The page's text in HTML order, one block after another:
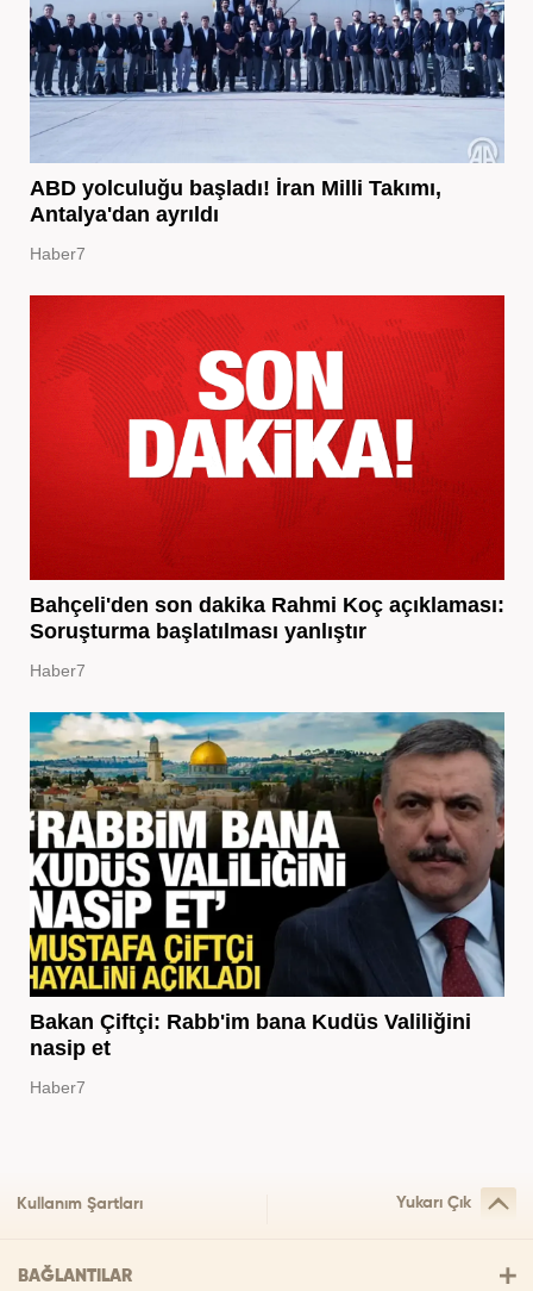
ABD yolculuğu başladı! İran Milli Takımı,
Antalya'dan ayrıldı
Haber7
Bahçeli'den son dakika Rahmi Koç açıklaması:
Soruşturma başlatılması yanlıştır
Haber7
Bakan Çiftçi: Rabb'im bana Kudüs Valiliğini
nasip et
Haber7
Kullanım Şartları Yukarı Çık
BAĞLANTILAR